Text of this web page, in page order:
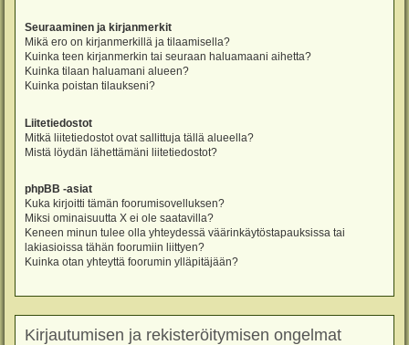
Seuraaminen ja kirjanmerkit
Mikä ero on kirjanmerkillä ja tilaamisella?
Kuinka teen kirjanmerkin tai seuraan haluamaani aihetta?
Kuinka tilaan haluamani alueen?
Kuinka poistan tilaukseni?
Liitetiedostot
Mitkä liitetiedostot ovat sallittuja tällä alueella?
Mistä löydän lähettämäni liitetiedostot?
phpBB -asiat
Kuka kirjoitti tämän foorumisovelluksen?
Miksi ominaisuutta X ei ole saatavilla?
Keneen minun tulee olla yhteydessä väärinkäytöstapauksissa tai
lakiasioissa tähän foorumiin liittyen?
Kuinka otan yhteyttä foorumin ylläpitäjään?
Kirjautumisen ja rekisteröitymisen ongelmat